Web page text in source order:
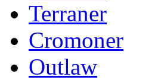
Terraner
Cromoner
Outlaw